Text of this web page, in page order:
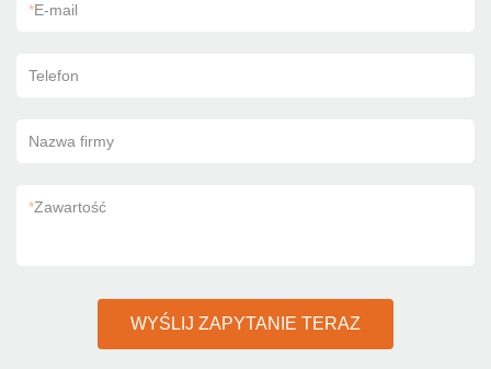
*E-mail
Telefon
Nazwa firmy
*Zawartość
WYŚLIJ ZAPYTANIE TERAZ